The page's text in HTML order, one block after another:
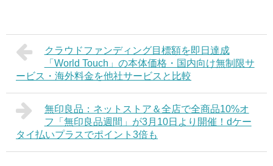
クラウドファンディング目標額を即日達成
「World Touch」の本体価格・国内向け無制限サ
ービス・海外料金を他社サービスと比較
無印良品：ネットストア＆全店で全商品10%オ
フ「無印良品週間」が3月10日より開催！dケー
タイ払いプラスでポイント3倍も